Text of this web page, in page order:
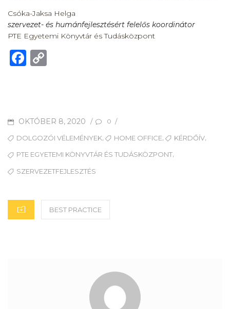
Csóka-Jaksa Helga
szervezet- és humánfejlesztésért felelős koordinátor
PTE Egyetemi Könyvtár és Tudásközpont
F
b
o
o
k
Li
n
k
POSTED
ON
OKTÓBER 8, 2020 / 0 /
TAGSDOLGOZÓI VÉLEMÉNYEK HOME OFFICE KÉRDŐÍV
PTE EGYETEMI KÖNYVTÁR ÉS TUDÁSKÖZPONT,
SZERVEZETFEJLESZTÉS
CATEGORIES
BEST PRACTICE